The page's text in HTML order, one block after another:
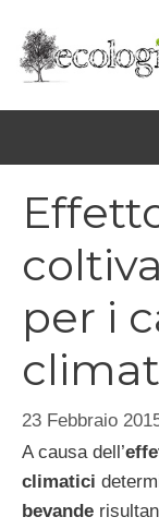
contenuto
per i
23 Febbraio
A causa dell’
climatici
bevande